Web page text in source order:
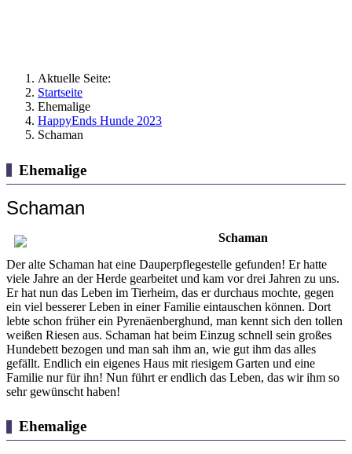
Aktuelle Seite:
Startseite
Ehemalige
HappyEnds Hunde 2023
Schaman
Ehemalige
Schaman
Schaman
Der alte Schaman hat eine Dauperpflegestelle gefunden! Er hatte
viele Jahre an der Herde gearbeitet und kam vor drei Jahren zu uns.
Er hat nun das Leben im Tierheim, das er durchaus mochte, gegen
ein viel besserer Leben in einer Familie eintauschen können. Dort
lebte schon früher ein Pyrenäenberghund, man kennt sich den tollen
weißen Riesen aus. Schaman hat beim Einzug schnell sein großes
Hundebett bezogen und man sah ihm an, wie gut ihm das alles
gefällt. Endlich ein eigenes Haus mit riesigem Garten und eine
Familie nur für ihn! Nun führt er endlich das Leben, das wir ihm so
sehr gewünscht haben!
Ehemalige